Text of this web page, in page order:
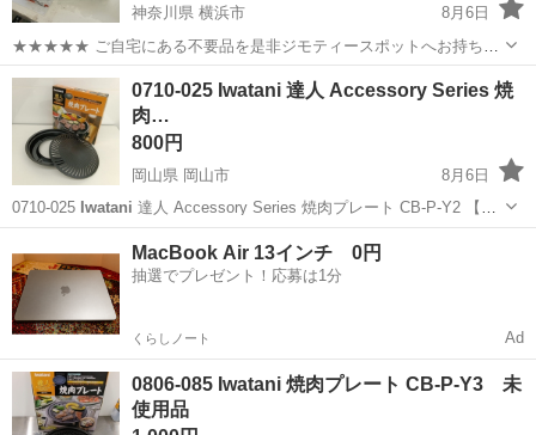
神奈川県 横浜市
8月6日
★★★★★ ご自宅にある不要品を是非ジモティースポットへお持ち込
みしませんか？ 家電、趣味・スポーツ・レジャー用品、こども用品、
衣料服飾品、生活雑貨、家具、本、CD・DVDなどが無料でまとめて持
ち込めます！ ※詳細はこ...
神奈川 横浜市 Iwatani
0710-025 Iwatani 達人 Accessory Series 焼
肉…
800円
岡山県 岡山市
8月6日
0710-025 Iwatani 達人 Accessory Series 焼肉プレート CB-P-Y2 【状
態】 ・使用に伴う多少のスレ、キズ、落としきれない汚れなどござい
ます ・詳細は現地でご確認ください ...
Iwatani
MacBook Air 13インチ 0円
抽選でプレゼント！応募は1分
くらしノート Ad
0806-085 Iwatani 焼肉プレート CB-P-Y3 未
使用品